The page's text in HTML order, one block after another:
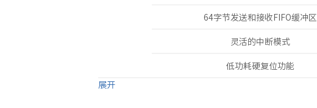
64字节发送和接收FIFO缓冲区
灵活的中断模式
低功耗硬复位功能
展开